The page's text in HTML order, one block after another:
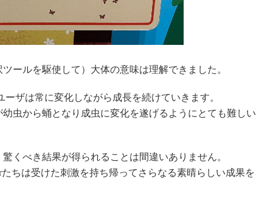
ールを駆使して）大体の意味は理解できました。
ーザは常に変化しながら成長を続けていきます。
虫から蛹となり成虫に変化を遂げるようにとても難しい
くべき結果が得られることは間違いありません。
たちは受けた刺激を持ち帰ってさらなる素晴らしい成果を